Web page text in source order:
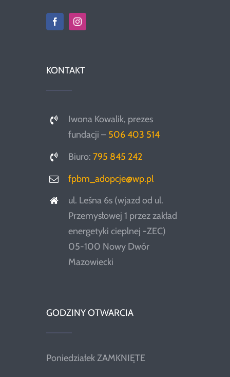
KONTAKT
Iwona Kowalik, prezes
fundacji – 506 403 514
Biuro:795 845 242
fpbm_adopcje@wp.pl
ul. Leśna 6s (wjazd od ul.
Przemysłowej 1 przez zakład
energetyki cieplnej -ZEC)
05-100 Nowy Dwór
Mazowiecki
GODZINY OTWARCIA
Poniedziałek ZAMKNIĘTE